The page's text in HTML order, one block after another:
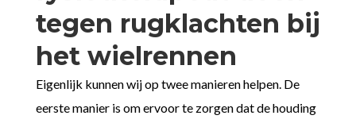
tegen rugklachten bij
het wielrennen
Eigenlijk kunnen wij op twee manieren helpen. De
eerste manier is om ervoor te zorgen dat de houding